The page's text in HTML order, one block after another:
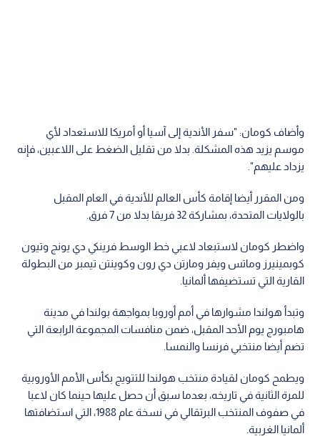
وأضاف كومان: "سفر الأندية إلى آسيا أو أمريكا للاستعداد لأي
موسم يزيد هذه المشكلة. بدلا من تقليل الضغط على اللاعبين، فإنه
يزداد عليهم".
ومن المقرر أيضا إقامة كأس العالم للأندية في العام المقبل
بالولايات المتحدة، بمشاركة 32 فريقا بدلا من 7 فرق.
واضطر كومان لاستبعاد لاعبي خط الوسط فرينكي دي يونج وتيون
كوبمينيرز وماتس ويفر ومارتن دي رون وكوينتن تيمبر من البطولة
القارية التي تستضيفها ألمانيا.
وتبدأ هولندا مشوارها في أمم أوروبا بمواجهة بولندا في مدينة
هامبورج يوم الأحد المقبل، ضمن منافسات المجموعة الرابعة التي
تضم أيضا منتخبي فرنسا والنمسا.
ويطمح كومان لقيادة منتخب هولندا للتتويج بكأس الأمم الأوروبية
للمرة الثانية في تاريخه، بعدما سبق أن حصل عليها حينما كان لاعبا
في صفوف المنتخب البرتقالي في نسخة عام 1988، التي استضافتها
ألمانيا الغربية.